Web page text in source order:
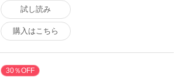
試し読み
購入はこちら
30％OFF